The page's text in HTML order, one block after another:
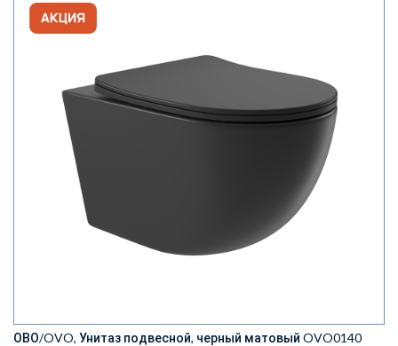
ОВО/OVO, Унитаз подвесной, черный матовый OVO0140